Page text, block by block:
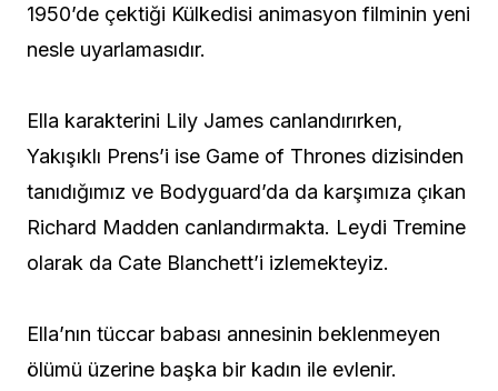
1950’de çektiği Külkedisi animasyon filminin yeni
nesle uyarlamasıdır.
Ella karakterini Lily James canlandırırken,
Yakışıklı Prens’i ise Game of Thrones dizisinden
tanıdığımız ve Bodyguard’da da karşımıza çıkan
Richard Madden canlandırmakta. Leydi Tremine
olarak da Cate Blanchett’i izlemekteyiz.
Ella’nın tüccar babası annesinin beklenmeyen
ölümü üzerine başka bir kadın ile evlenir.